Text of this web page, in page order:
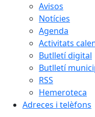
Avisos
Notícies
Agenda
Activitats
Butlletí digital
Butlletí
RSS
Hemeroteca
Adreces i telèfons